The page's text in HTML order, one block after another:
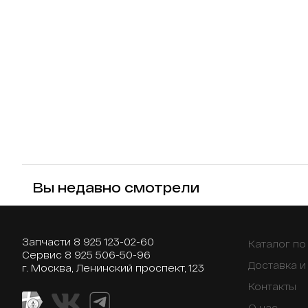
Вы недавно смотрели
Запчасти 8 925 123-02-60
Сервис 8 925 506-50-96
г. Москва, Ленинский проспект, 123
Каталог
Доставка
Контакты